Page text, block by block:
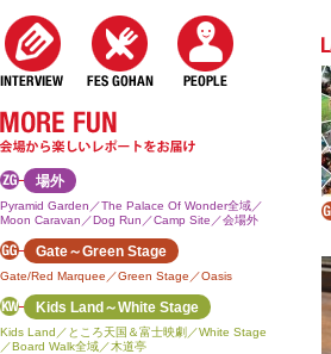
場外
Pyramid Garden／The Palace Of Wonder全域／
Moon Caravan／Dog Run／Camp Site／会場外
Gate～Green Stage
Gate/Red Marquee／Green Stage／Oasis
Kids Land～White Stage
Kids Land／ところ天国＆富士映劇／White Stage
／Board Walk全域／木道亭